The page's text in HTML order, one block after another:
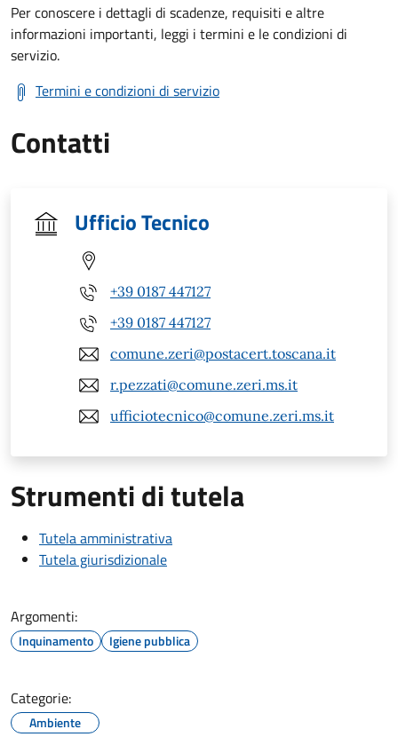
Per conoscere i dettagli di scadenze, requisiti e altre
informazioni importanti, leggi i termini e le condizioni di
servizio.
Termini e condizioni di servizio
Contatti
Ufficio Tecnico
+39 0187 447127
+39 0187 447127
comune.zeri@postacert.toscana.it
r.pezzati@comune.zeri.ms.it
ufficiotecnico@comune.zeri.ms.it
Strumenti di tutela
Tutela amministrativa
Tutela giurisdizionale
Argomenti:
Inquinamento Igiene pubblica
Categorie:
Ambiente